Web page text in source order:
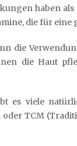
haben
die für
die
die Haut
es viele
TCM